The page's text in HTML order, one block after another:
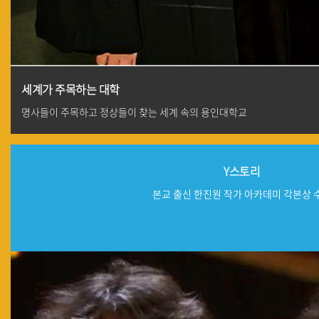
세계가 주목하는 대학
명사들이 주목하고 정상들이 찾는 세계 속의 용인대학교
Y스토리
본교 출신 한진원 작가 아카데미 각본상